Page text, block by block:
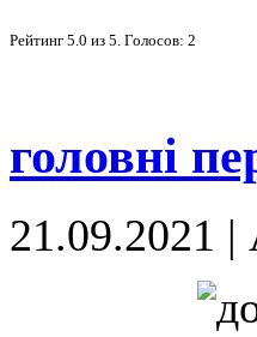
Рейтинг 5.0 из 5 . Голосов: 2
головні
21.09.2021 |